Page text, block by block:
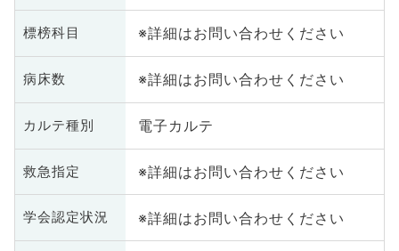
標榜科目 ※詳細はお問い合わせください
病床数 ※詳細はお問い合わせください
カルテ種別 電子カルテ
救急指定 ※詳細はお問い合わせください
学会認定状況 ※詳細はお問い合わせください